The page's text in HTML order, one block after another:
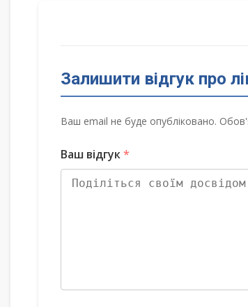
Залишити відгук про
Ваш email не буде опубліковано.
Ваш відгук*